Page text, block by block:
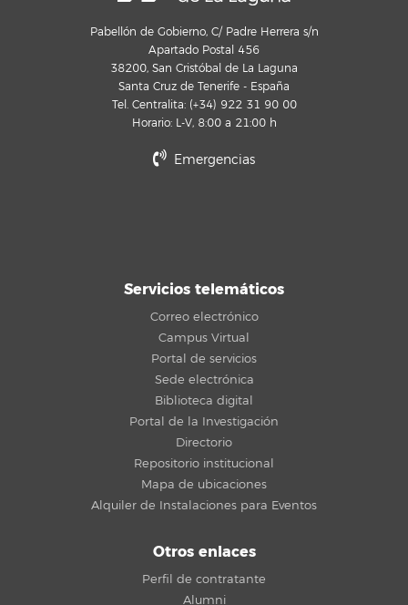
Pabellón de Gobierno, C/ Padre Herrera s/n
Apartado Postal 456
38200, San Cristóbal de La Laguna
Santa Cruz de Tenerife - España
Tel. Centralita: (+34) 922 31 90 00
Horario: L-V, 8:00 a 21:00 h
Emergencias
Servicios telemáticos
Correo electrónico
Campus Virtual
Portal de servicios
Sede electrónica
Biblioteca digital
Portal de la Investigación
Directorio
Repositorio institucional
Mapa de ubicaciones
Alquiler de Instalaciones para Eventos
Otros enlaces
Perfil de contratante
Alumni